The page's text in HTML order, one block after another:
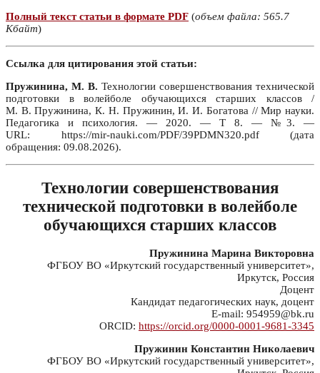
Полный текст статьи в формате PDF (объем файла: 565.7
Кбайт)
Ссылка для цитирования этой статьи:
Пружинина, М. В. Технологии совершенствования технической
подготовки в волейболе обучающихся старших классов /
М. В. Пружинина, К. Н. Пружинин, И. И. Богатова // Мир науки.
Педагогика и психология. — 2020. — Т 8. — №3. —
URL: https://mir-nauki.com/PDF/39PDMN320.pdf (дата
обращения: 09.08.2026).
Технологии совершенствования
технической подготовки в волейболе
обучающихся старших классов
Пружинина Марина Викторовна
ФГБОУ ВО «Иркутский государственный университет»,
Иркутск, Россия
Доцент
Кандидат педагогических наук, доцент
E-mail: 954959@bk.ru
ORCID: https://orcid.org/0000-0001-9681-3345
Пружинин Константин Николаевич
ФГБОУ ВО «Иркутский государственный университет»,